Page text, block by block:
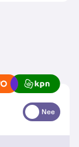
Nee